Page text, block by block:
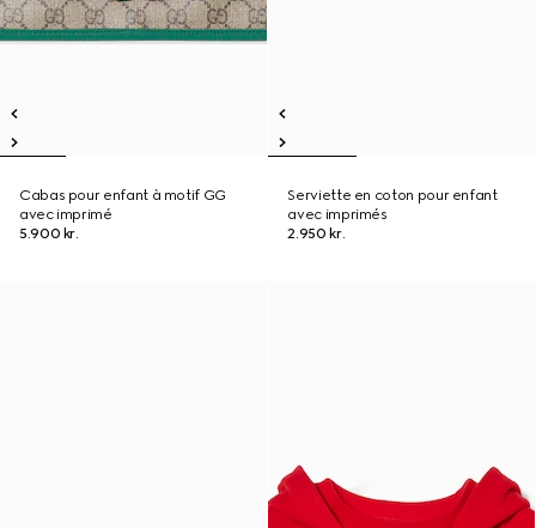
Cabas pour enfant à motif GG
avec imprimé
5.900 kr.
Serviette en coton pour enfant
avec imprimés
2.950 kr.